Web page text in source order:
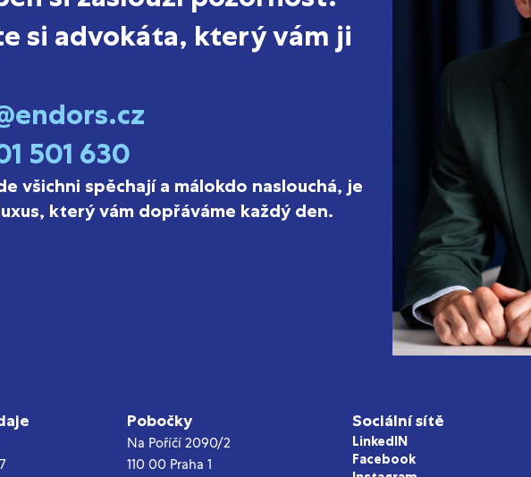
si advokáta, který vám ji
501 630
všichni spěchají a málokdo naslouchá, je
který vám dopřáváme každý den.
Pobočky
Na Poříčí 2090/2
110 00 Praha 1
Sociální sítě
LinkedIN
Facebook